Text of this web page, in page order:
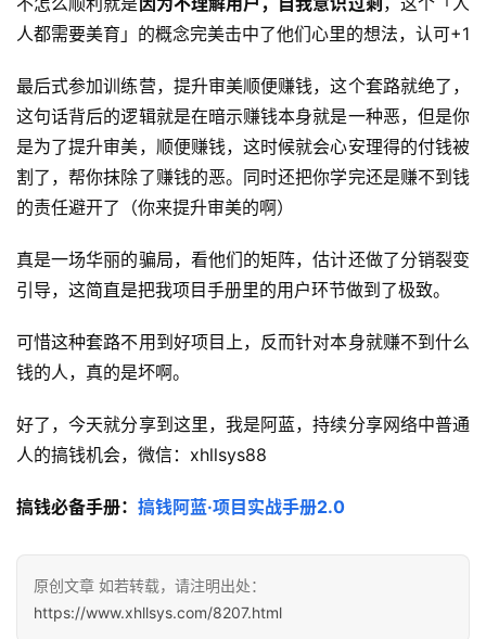
营
百
创
业
资
源
会
专
区
人都需要美育」的概念完美击中了他们心里的想法，认可+1
最后式参加训练营，提升审美顺便赚钱，这个套路就绝了，
这句话背后的逻辑就是在暗示赚钱本身就是一种恶，但是你
是为了提升审美，顺便赚钱，这时候就会心安理得的付钱被
割了，帮你抹除了赚钱的恶。同时还把你学完还是赚不到钱
的责任避开了（你来提升审美的啊）
真是一场华丽的骗局，看他们的矩阵，估计还做了分销裂变
引导，这简直是把我项目手册里的用户环节做到了极致。
可惜这种套路不用到好项目上，反而针对本身就赚不到什么
钱的人，真的是坏啊。
好了，今天就分享到这里，我是阿蓝，持续分享网络中普通
人的搞钱机会，微信：xhllsys88
搞钱必备手册： 搞钱阿蓝·项目实战手册2.0
原创文章 如若转载，请注明出处：
https://www.xhllsys.com/8207.html